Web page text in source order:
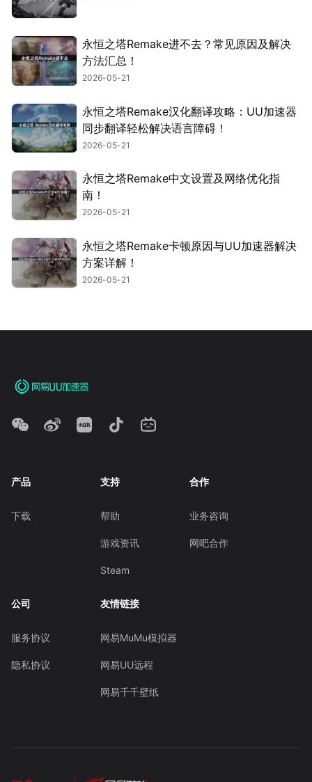
永恒之塔Remake进不去？常见原因及解决
方法汇总！
2026-05-21
永恒之塔Remake汉化翻译攻略：UU加速器
同步翻译轻松解决语言障碍！
2026-05-21
永恒之塔Remake中文设置及网络优化指
南！
2026-05-21
永恒之塔Remake卡顿原因与UU加速器解决
方案详解！
2026-05-21
产品
下载
支持
帮助
游戏资讯
Steam
合作
业务咨询
网吧合作
公司
服务协议
隐私协议
友情链接
网易MuMu模拟器
网易UU远程
网易千千壁纸